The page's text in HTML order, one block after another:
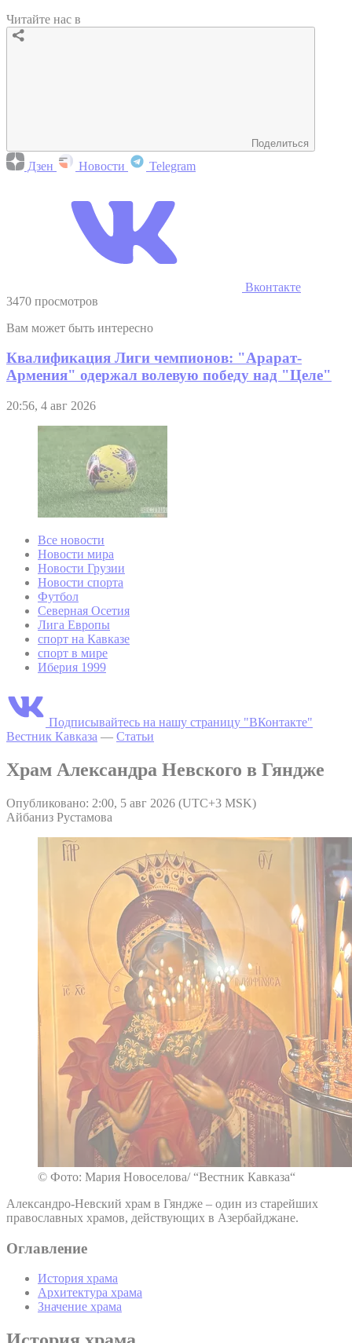
Читайте нас в
Поделиться
Дзен Новости Telegram
Вконтакте
3470 просмотров
Вам может быть интересно
Квалификация Лиги чемпионов: "Арарат-
Армения" одержал волевую победу над "Целе"
20:56, 4 авг 2026
Все новости
Новости мира
Новости Грузии
Новости спорта
Футбол
Северная Осетия
Лига Европы
спорт на Кавказе
спорт в мире
Иберия 1999
Подписывайтесь на нашу страницу "ВКонтакте"
Вестник Кавказа — Статьи
Храм Александра Невского в Гяндже
Опубликовано: 2:00, 5 авг 2026 (UTC+3 MSK)
Айбаниз Рустамова
© Фото: Мария Новоселова/ “Вестник Кавказа“
Александро-Невский храм в Гяндже – один из старейших
православных храмов, действующих в Азербайджане.
Оглавление
История храма
Архитектура храма
Значение храма